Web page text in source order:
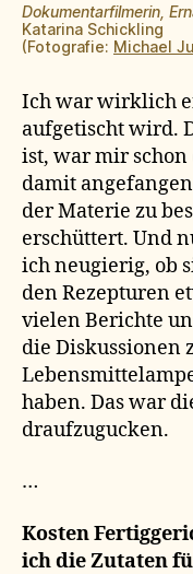
Dokumentarfilmerin,
Katarina Schickling
(Fotografie: Michael
Ich war wirklich
aufgetischt wird.
ist, war mir schon
damit
der Materie zu
erschüttert. Und
ich neugierig, ob
den Rezepturen
vielen Berichte
die Diskussionen
haben. Das war
draufzugucken.
…
Kosten
ich die Zutaten